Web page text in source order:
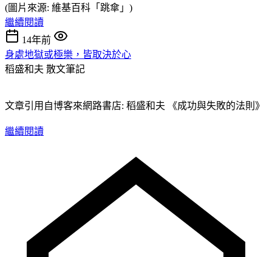
(圖片來源: 維基百科「跳傘」)
繼續閱讀
14年前
身處地獄或極樂，皆取決於心
稻盛和夫 散文筆記
文章引用自博客來網路書店: 稻盛和夫 《成功與失敗的法則》
繼續閱讀